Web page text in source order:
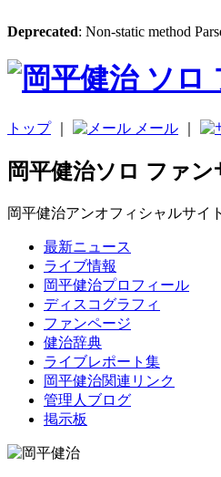
Deprecated: Non-static method
トップ｜ メール
岡平健治ソロ ファ
岡平健治アンオフィシャルサイ
最新ニュース
ライブ情報
岡平健治プロフィール
ディスコグラフィ
ファンページ
健治辞典
ライブレポート集
岡平健治関連リンク
管理人ブログ
掲示板